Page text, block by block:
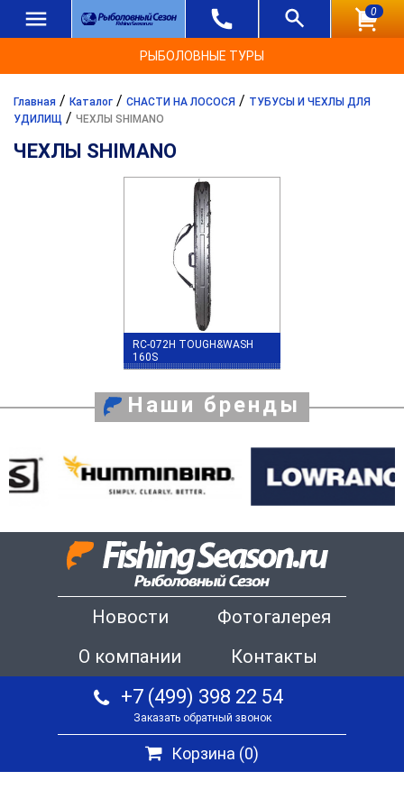
0
РЫБОЛОВНЫЕ ТУРЫ
Главная / Каталог / СНАСТИ НА ЛОСОСЯ / ТУБУСЫ И ЧЕХЛЫ ДЛЯ
УДИЛИЩ / ЧЕХЛЫ SHIMANO
ЧЕХЛЫ SHIMANO
RC-072H TOUGH&WASH
160S
Наши бренды
Новости
Фотогалерея
О компании
Контакты
+7 (499) 398 22 54
Заказать обратный звонок
Корзина (0)